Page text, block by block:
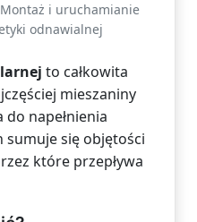
i uruchamianie
odnawialnej
to całkowita
mieszaniny
napełnienia
sumuje się objętości
które przepływa